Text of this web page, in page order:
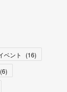
ベント (16)
(6)